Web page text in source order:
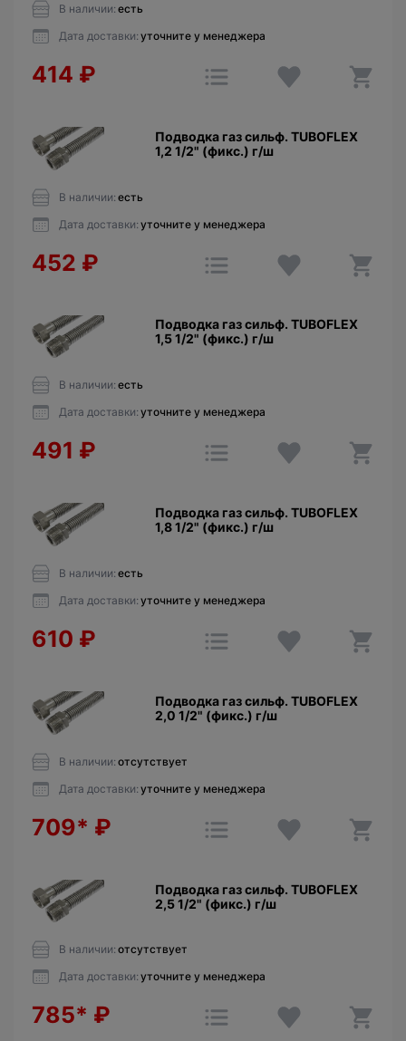
В наличии: есть
Дата доставки: уточните у менеджера
414 ₽
Подводка газ сильф. TUBOFLEX
1,2 1/2" (фикс.) г/ш
В наличии: есть
Дата доставки: уточните у менеджера
452 ₽
Подводка газ сильф. TUBOFLEX
1,5 1/2" (фикс.) г/ш
В наличии: есть
Дата доставки: уточните у менеджера
491 ₽
Подводка газ сильф. TUBOFLEX
1,8 1/2" (фикс.) г/ш
В наличии: есть
Дата доставки: уточните у менеджера
610 ₽
Подводка газ сильф. TUBOFLEX
2,0 1/2" (фикс.) г/ш
В наличии: отсутствует
Дата доставки: уточните у менеджера
709* ₽
Подводка газ сильф. TUBOFLEX
2,5 1/2" (фикс.) г/ш
В наличии: отсутствует
Дата доставки: уточните у менеджера
785* ₽